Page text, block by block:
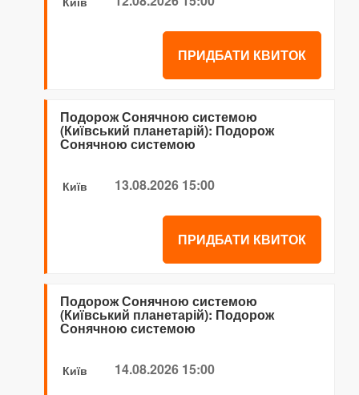
ПРИДБАТИ КВИТОК
Подорож Сонячною системою
(Київський планетарій): Подорож
Сонячною системою
Київ 13.08.2026 15:00
ПРИДБАТИ КВИТОК
Подорож Сонячною системою
(Київський планетарій): Подорож
Сонячною системою
Київ 14.08.2026 15:00